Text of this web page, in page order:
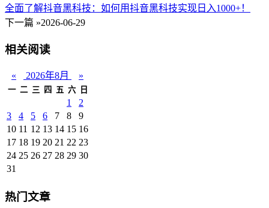
全面了解抖音黑科技：如何用抖音黑科技实现日入1000+！
下一篇 »2026-06-29
相关阅读
« 2026年8月 »
一 二 三 四 五 六 日
1
2
3
4 5 6 7 8
9
10 11 12 13 14 15 16
17 18 19 20 21 22 23
24 25 26 27 28 29 30
31
热门文章